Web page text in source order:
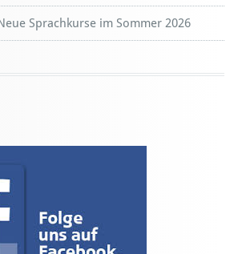
Sprachkurse im Sommer 2026